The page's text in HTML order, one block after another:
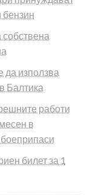
бензин
собствена
използва
Балтика
работи
в
билет за 1